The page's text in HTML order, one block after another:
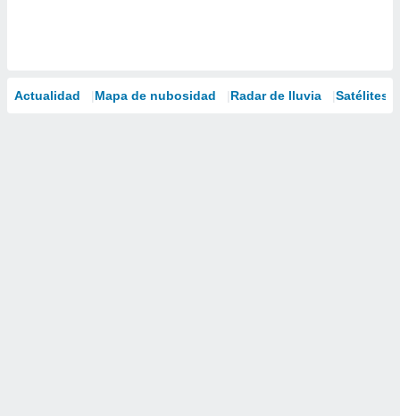
Actualidad Mapa de nubosidad Radar de lluvia Satélites